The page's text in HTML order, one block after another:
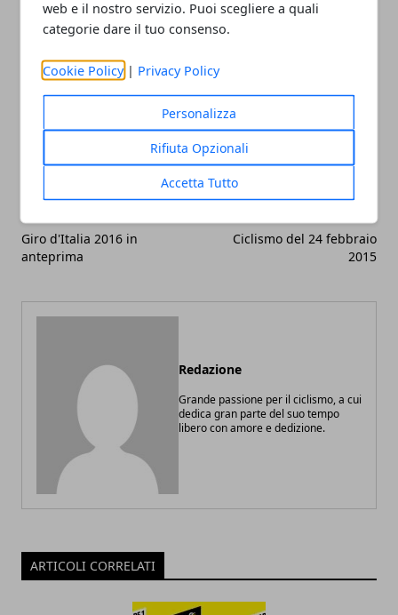
web e il nostro servizio. Puoi scegliere a quali
categorie dare il tuo consenso.
Cookie Policy | Privacy Policy
Personalizza
Rifiuta Opzionali
Accetta Tutto
Whatsapp
Giro d'Italia 2016 in
anteprima
Ciclismo del 24 febbraio
2015
Redazione
Grande passione per il ciclismo, a cui
dedica gran parte del suo tempo
libero con amore e dedizione.
ARTICOLI CORRELATI